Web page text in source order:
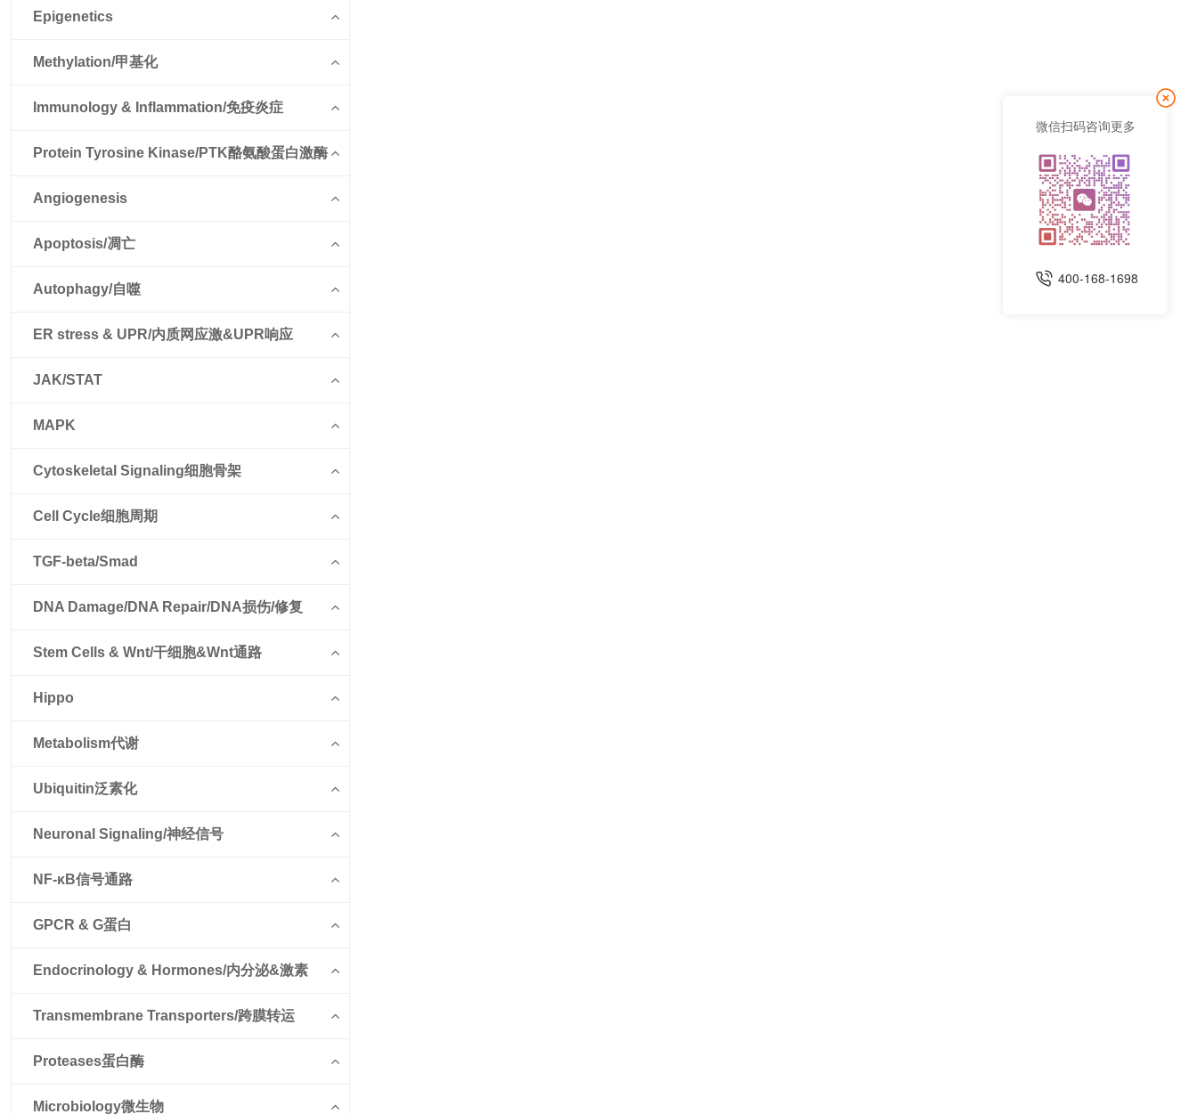
Epigenetics
Methylation/甲基化
Immunology & Inflammation/免疫炎症
Protein Tyrosine Kinase/PTK酪氨酸蛋白激酶
Angiogenesis
Apoptosis/凋亡
Autophagy/自噬
ER stress & UPR/内质网应激&UPR响应
JAK/STAT
MAPK
Cytoskeletal Signaling细胞骨架
Cell Cycle细胞周期
TGF-beta/Smad
DNA Damage/DNA Repair/DNA损伤/修复
Stem Cells & Wnt/干细胞&Wnt通路
Hippo
Metabolism代谢
Ubiquitin泛素化
Neuronal Signaling/神经信号
NF-κB信号通路
GPCR & G蛋白
Endocrinology & Hormones/内分泌&激素
Transmembrane Transporters/跨膜转运
Proteases蛋白酶
Microbiology微生物
微信扫码咨询更多
400-168-1698